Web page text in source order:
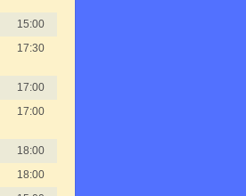
15:00
17:30
17:00
17:00
18:00
18:00